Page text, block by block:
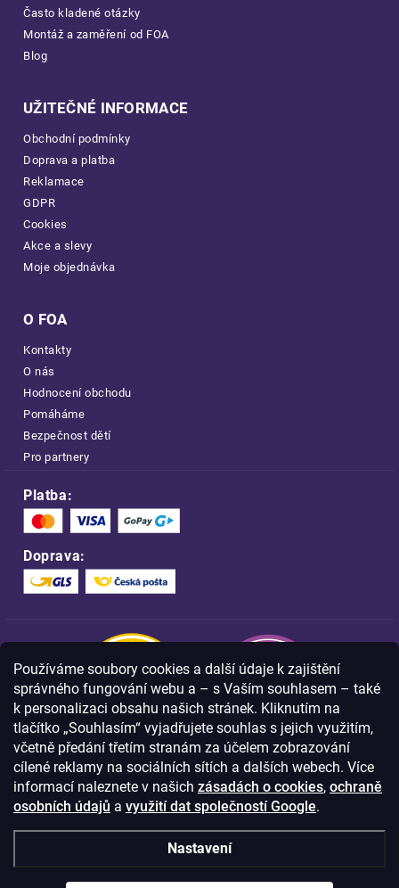
Používáme soubory cookies a další údaje k zajištění
správného fungování webu a – s Vaším souhlasem – také
k personalizaci obsahu našich stránek. Kliknutím na
tlačítko „Souhlasím“ vyjadřujete souhlas s jejich využitím,
včetně předání třetím stranám za účelem zobrazování
cílené reklamy na sociálních sítích a dalších webech. Více
informací naleznete v našich zásadách o cookies, ochraně
osobních údajů a využití dat společností Google.
Nastavení
Často kladené otázky
Montáž a zaměření od FOA
Blog
UŽITEČNÉ INFORMACE
Obchodní podmínky
Doprava a platba
Reklamace
GDPR
Cookies
Akce a slevy
Moje objednávka
O FOA
Kontakty
O nás
Hodnocení obchodu
Pomáháme
Bezpečnost dětí
Pro partnery
Platba:
Doprava:
Nakupujte na FOA bezpečně a bez obav.
Díky HTTPS protokolu jsou Vaše citlivá
data v naprostém bezpečí.
© Copyright2026Westlogic s.r.o.,
Olomoucká 267/29, Opava, 746 01